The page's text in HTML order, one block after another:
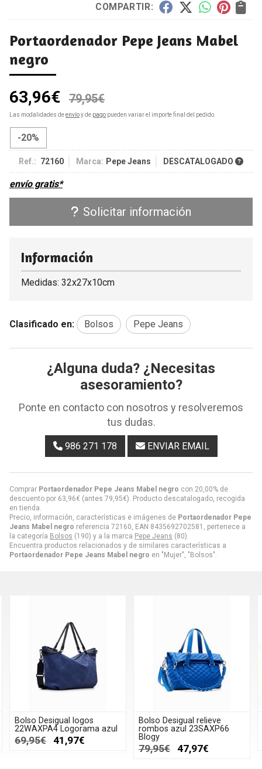
COMPARTIR:
Portaordenador Pepe Jeans Mabel
negro
63,96€ 79,95€
Las modalidades deenvíoy de pago pueden variar el importe final del pedido.
-20%
Ref.: 72160 Marca: Pepe Jeans DESCATALOGADO
envío gratis*
Solicitar información
Comprar Portaordenador Pepe Jeans Mabel negro con 20,00% de
descuento por 63,96€ (antes 79,95€). Producto descatalogado, recogida
en tienda.
Precio, información, características e imágenes de Portaordenador Pepe
Jeans Mabel negro referencia 72160, EAN 8435692702581, pertenece a
la categoría Bolsos (190) y a la marca Pepe Jeans (80).
Encuentra productos relacionados y de similares características a
Portaordenador Pepe Jeans Mabel negro en "Mujer", "Bolsos".
Información
Medidas: 32x27x10cm
Clasificado en: Bolsos Pepe Jeans
¿Alguna duda? ¿Necesitas
asesoramiento?
Ponte en contacto con nosotros y resolveremos
tus dudas.
986 271 178 ENVIAR EMAIL
Bolso Desigual logos
22WAXPA4 Logorama azul
69,95€ 41,97€
Bolso Desigual relieve
rombos azul 23SAXP66
Blogy
79,95€ 47,97€